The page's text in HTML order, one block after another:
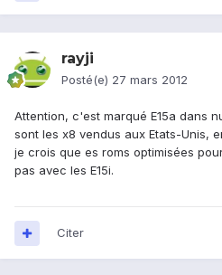
rayji
Posté(e) 27 mars 2012
Attention, c'est marqué E15a dans
sont les x8 vendus aux Etats-Unis,
je crois que es roms optimisées
pas avec les E15i.
Citer